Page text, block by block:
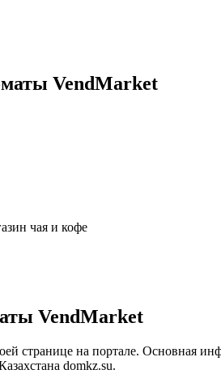
VendMarket
чая и кофе
VendMarket
странице на портале. Основная
domkz.su.